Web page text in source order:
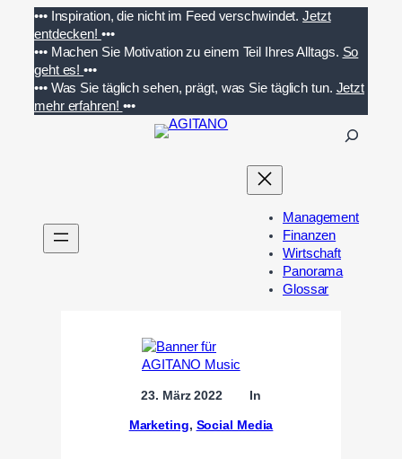
Inhalt
springen
••• Inspiration, die nicht im Feed verschwindet. Jetzt
entdecken! •••
••• Machen Sie Motivation zu einem Teil Ihres Alltags. So
geht es!•••
••• Was Sie täglich sehen, prägt, was Sie täglich tun. Jetzt
mehr erfahren! •••
n
Management
Finanzen
Wirtschaft
Panorama
Glossar
23. März 2022 In
Marketing, Social Media